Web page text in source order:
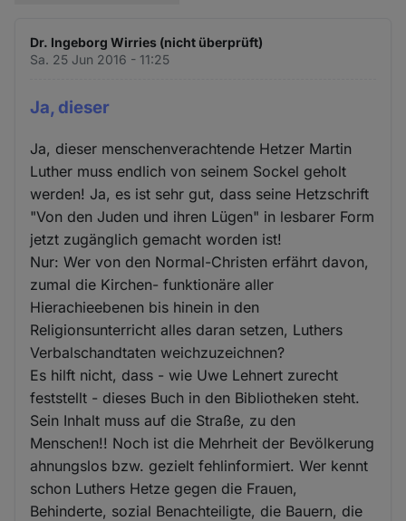
Dr. Ingeborg Wirries (nicht überprüft)
Sa. 25 Jun 2016 - 11:25
Ja, dieser
Ja, dieser menschenverachtende Hetzer Martin
Luther muss endlich von seinem Sockel geholt
werden! Ja, es ist sehr gut, dass seine Hetzschrift
"Von den Juden und ihren Lügen" in lesbarer Form
jetzt zugänglich gemacht worden ist!
Nur: Wer von den Normal-Christen erfährt davon,
zumal die Kirchen- funktionäre aller
Hierachieebenen bis hinein in den
Religionsunterricht alles daran setzen, Luthers
Verbalschandtaten weichzuzeichnen?
Es hilft nicht, dass - wie Uwe Lehnert zurecht
feststellt - dieses Buch in den Bibliotheken steht.
Sein Inhalt muss auf die Straße, zu den
Menschen!! Noch ist die Mehrheit der Bevölkerung
ahnungslos bzw. gezielt fehlinformiert. Wer kennt
schon Luthers Hetze gegen die Frauen,
Behinderte, sozial Benachteiligte, die Bauern, die